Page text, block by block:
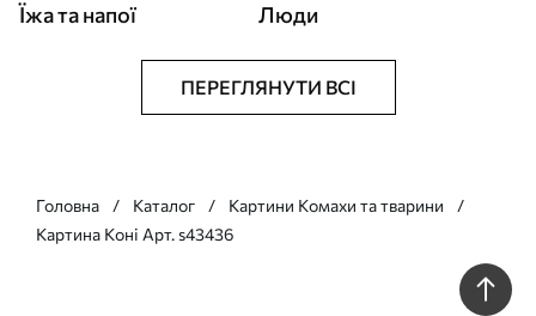
Їжа та напої Люди
ПЕРЕГЛЯНУТИ ВСІ
Головна Каталог
Картини Комахи та тварини
Картина Коні Арт. s43436